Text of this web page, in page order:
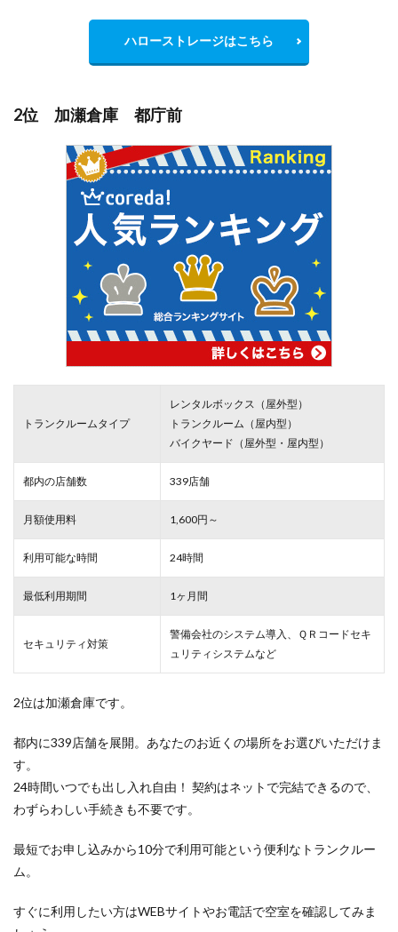
ハローストレージはこちら
2位 加瀬倉庫 都庁前
トランクルームタイプ
レンタルボックス（屋外型）
トランクルーム（屋内型）
バイクヤード（屋外型・屋内型）
都内の店舗数 339店舗
月額使用料 1,600円～
利用可能な時間 24時間
最低利用期間 1ヶ月間
セキュリティ対策
警備会社のシステム導入、ＱＲコードセキ
ュリティシステムなど
2位は加瀬倉庫です。
都内に339店舗を展開。あなたのお近くの場所をお選びいただけま
す。
24時間いつでも出し入れ自由！ 契約はネットで完結できるので、
わずらわしい手続きも不要です。
最短でお申し込みから10分で利用可能という便利なトランクルー
ム。
すぐに利用したい方はWEBサイトやお電話で空室を確認してみま